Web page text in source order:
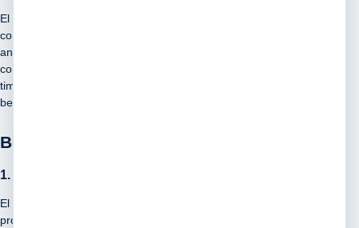
El aceite esencial de tomillo de Shelo Nabel es rico en
compuestos bioactivos que le confieren poderosas propiedades
antioxidantes, antiinflamatorias y antimicrobianas. Entre los
componentes más destacados de este aceite se encuentran el
timol y el carvacrol, que son responsables de sus efectos
beneficiosos para la salud.
Beneficios para la Salud
1. Propiedades Antimicrobianas
El aceite esencial de tomillo de Shelo Nabel es conocido por sus
propiedades antimicrobianas, que lo hacen efectivo en el